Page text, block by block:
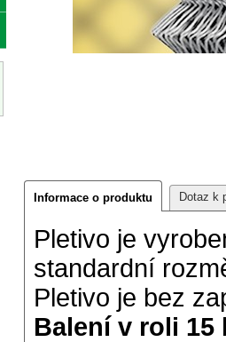
Informace o produktu Dotaz k
Pletivo je
standardní
Pletivo je bez
Balení v roli 15